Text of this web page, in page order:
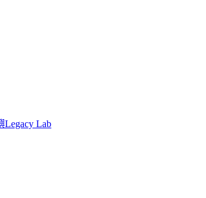
Lab